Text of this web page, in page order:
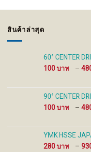
สินค้าล่าสุด
60° CENTER
100
–
90° CENTER
100
–
YMK HSSE
280
–